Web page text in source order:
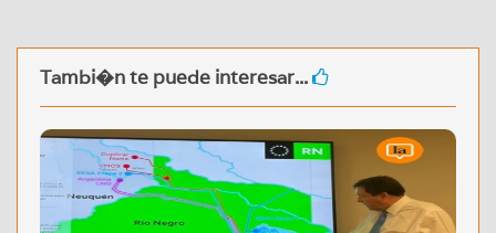
Tambi�n te puede interesar...